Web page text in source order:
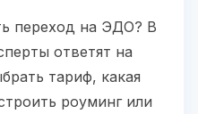
переход на ЭДО? В
ответят на
тариф, какая
роуминг или